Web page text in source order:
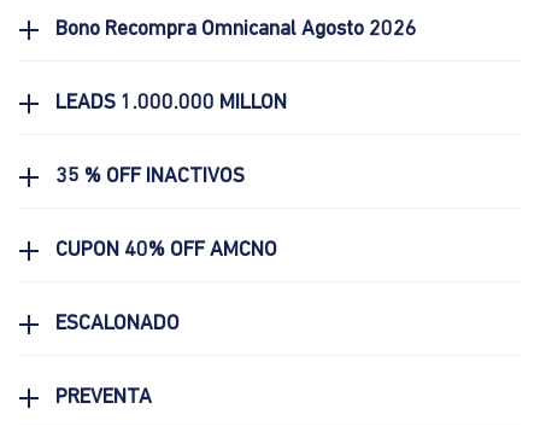
Bono Recompra Omnicanal Agosto 2026
LEADS 1.000.000 MILLON
35 % OFF INACTIVOS
CUPON 40% OFF AMCNO
ESCALONADO
PREVENTA